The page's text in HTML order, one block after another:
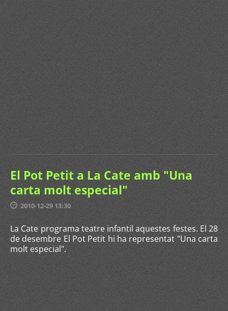
El Pot Petit a La Cate amb "Una
carta molt especial"
2010-12-29 13:30
La Cate programa teatre infantil aquestes festes. El 28
de desembre El Pot Petit hi ha representat "Una carta
molt especial".